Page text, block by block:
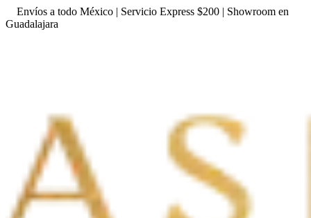
Envíos a todo México | Servicio Express $200 | Showroom en
Guadalajara